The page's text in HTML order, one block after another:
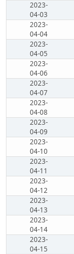
2023-
04-03
2023-
04-04
2023-
04-05
2023-
04-06
2023-
04-07
2023-
04-08
2023-
04-09
2023-
04-10
2023-
04-11
2023-
04-12
2023-
04-13
2023-
04-14
2023-
04-15